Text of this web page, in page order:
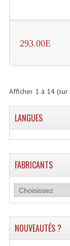
293.00E
Afficher 1 à 14(sur
LANGUES
FABRICANTS
NOUVEAUTÉS ?